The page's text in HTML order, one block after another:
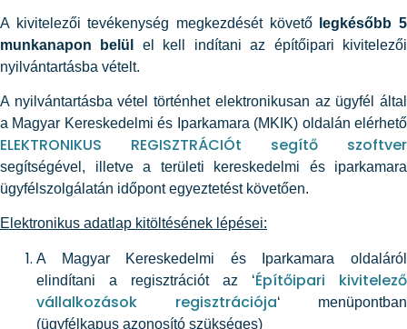
A kivitelezői tevékenység megkezdését követő
legkésőbb 5
munkanapon belül
el kell indítani az építőipari kivitelezői
nyilvántartásba vételt.
A nyilvántartásba vétel történhet elektronikusan az ügyfél által
a Magyar Kereskedelmi és Iparkamara (MKIK) oldalán elérhető
ELEKTRONIKUS REGISZTRÁCIÓt segítő szoftver
segítségével, illetve a területi kereskedelmi és iparkamara
ügyfélszolgálatán időpont egyeztetést követően.
Elektronikus adatlap kitöltésének lépései:
A Magyar Kereskedelmi és Iparkamara oldaláról
elindítani a regisztrációt az ‘Építőipari kivitelező
vállalkozások regisztrációja‘ menüpontban
(ügyfélkapus azonosító szükséges)